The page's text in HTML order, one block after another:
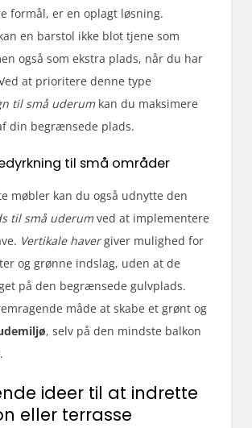
formål, er en oplagt løsning.
en barstol ikke blot tjene som
også som ekstra plads, når du har
at prioritere denne type
til små uderumkan du maksimere
din begrænsede plads.
til små områder
møbler kan du også udnytte den
til små uderumved at implementere
Vertikale havergiver mulighed for
og grønne indslag, uden at de
på den begrænsede gulvplads.
måde at skabe et grønt og
, selv på den mindste balkon
ideer til at indrette
eller terrasse